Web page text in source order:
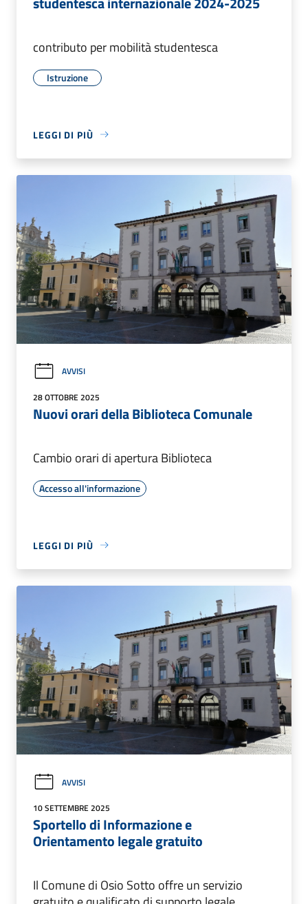
contributo per mobilità studentesca
Istruzione
LEGGI DI PIÙ
AVVISI
28 OTTOBRE 2025
Nuovi orari della Biblioteca Comunale
Cambio orari di apertura Biblioteca
Accesso all'informazione
LEGGI DI PIÙ
AVVISI
10 SETTEMBRE 2025
Sportello di Informazione e
Orientamento legale gratuito
Il Comune di Osio Sotto offre un servizio